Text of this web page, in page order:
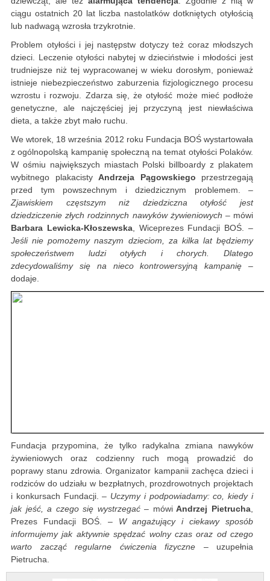
ciągu ostatnich 20 lat liczba nastolatków dotkniętych otyłością
lub nadwagą wzrosła trzykrotnie.
Problem otyłości i jej następstw dotyczy też coraz młodszych
dzieci. Leczenie otyłości nabytej w dzieciństwie i młodości jest
trudniejsze niż tej wypracowanej w wieku dorosłym, ponieważ
istnieje niebezpieczeństwo zaburzenia fizjologicznego procesu
wzrostu i rozwoju. Zdarza się, że otyłość może mieć podłoże
genetyczne, ale najczęściej jej przyczyną jest niewłaściwa
dieta, a także zbyt mało ruchu.
We wtorek, 18 września 2012 roku Fundacja BOŚ wystartowała
z ogólnopolską kampanię społeczną na temat otyłości Polaków.
W ośmiu największych miastach Polski billboardy z plakatem
wybitnego plakacisty Andrzeja Pągowskiego przestrzegają
przed tym powszechnym i dziedzicznym problemem. –
Zjawiskiem częstszym niż dziedziczna otyłość jest
dziedziczenie złych rodzinnych nawyków żywieniowych – mówi
Barbara Lewicka-Kłoszewska, Wiceprezes Fundacji BOŚ. –
Jeśli nie pomożemy naszym dzieciom, za kilka lat będziemy
społeczeństwem ludzi otyłych i chorych. Dlatego
zdecydowaliśmy się na nieco kontrowersyjną kampanię –
dodaje.
Fundacja przypomina, że tylko radykalna zmiana nawyków
żywieniowych oraz codzienny ruch mogą prowadzić do
poprawy stanu zdrowia. Organizator kampanii zachęca dzieci i
rodziców do udziału w bezpłatnych, prozdrowotnych projektach
i konkursach Fundacji. – Uczymy i podpowiadamy: co, kiedy i
jak jeść, a czego się wystrzegać– mówiAndrzej Pietrucha,
Prezes Fundacji BOŚ. – W angażujący i ciekawy sposób
informujemy jak aktywnie spędzać wolny czas oraz od czego
warto zacząć regularne ćwiczenia fizyczne – uzupełnia
Pietrucha.